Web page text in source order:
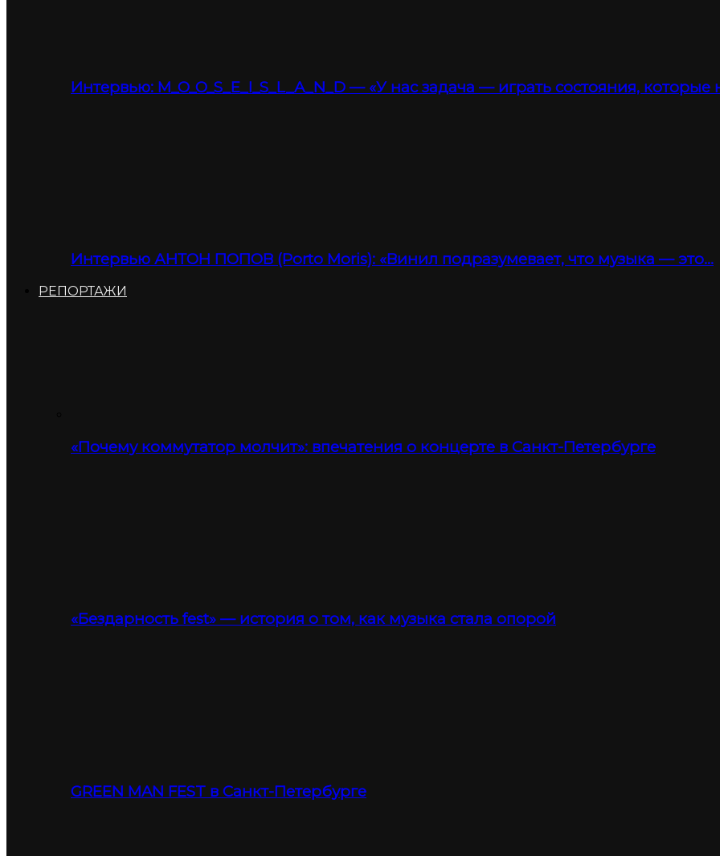
Интервью: M_O_O_S_E_I_S_L_A_N_D — «У нас задача — играть состояния, которые
Интервью АНТОН ПОПОВ (Porto Moris): «Винил подразумевает, что музыка — это…
РЕПОРТАЖИ
«Почему коммутатор молчит»: впечатения о концерте в Санкт-Петербурге
«Бездарность fest» — история о том, как музыка стала опорой
GREEN MAN FEST в Санкт-Петербурге